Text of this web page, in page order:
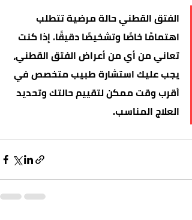
الفتق القطني حالة مرضية تتطلب
اهتمامًا خاصًا وتشخيصًا دقيقًا. إذا كنت
تعاني من أي من أعراض الفتق القطني،
يجب عليك استشارة طبيب متخصص في
أقرب وقت ممكن لتقييم حالتك وتحديد
العلاج المناسب.